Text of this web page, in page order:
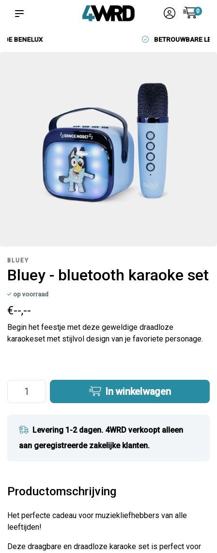
0
BETROUWBARE LEVERANCIERS
BLUEY
Bluey - bluetooth karaoke set
op voorraad
€--,--
Begin het feestje met deze geweldige draadloze
karaokeset met stijlvol design van je favoriete personage.
In winkelwagen
Levering 1-2 dagen. 4WRD verkoopt alleen
aan geregistreerde zakelijke klanten.
Productomschrijving
Het perfecte cadeau voor muziekliefhebbers van alle
leeftijden!
Deze draagbare en draadloze karaoke set is perfect voor